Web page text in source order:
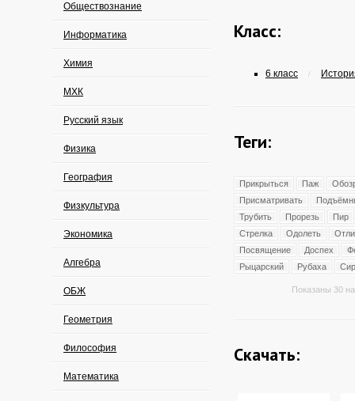
Обществознание
Информатика
Химия
МХК
Русский язык
Физика
География
Физкультура
Экономика
Алгебра
ОБЖ
Геометрия
Философия
Математика
Класс:
6 класс /
Теги:
Прикрыться Паж
Присматривать
Трубить
Прорезь
Пир
Стрелка
Одолеть
Посвящение
Доспех
Рыцарский
Рубаха
Показаны 30
Скачать: